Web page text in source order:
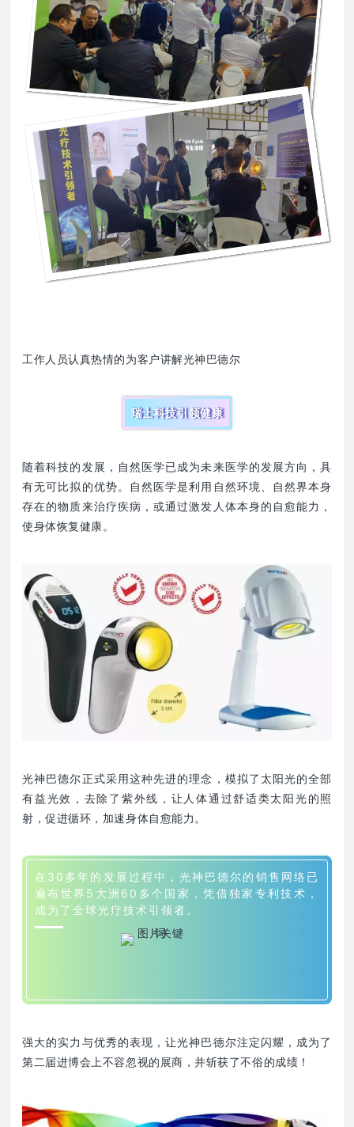
工作人员认真热情的为客户讲解光神巴德尔
瑞士科技引领健康
随着科技的发展，自然医学已成为未来医学的发展方向，具
有无可比拟的优势。自然医学是利用自然环境、自然界本身
存在的物质来治疗疾病，或通过激发人体本身的自愈能力，
使身体恢复健康。
光神巴德尔正式采用这种先进的理念，模拟了太阳光的全部
有益光效，去除了紫外线，让人体通过舒适类太阳光的照
射，促进循环，加速身体自愈能力。
在30多年的发展过程中，光神巴德尔的销售网络已
遍布世界5大洲60多个国家，凭借独家专利技术，
成为了全球光疗技术引领者。
强大的实力与优秀的表现，让光神巴德尔注定闪耀，成为了
第二届进博会上不容忽视的展商，并斩获了不俗的成绩！